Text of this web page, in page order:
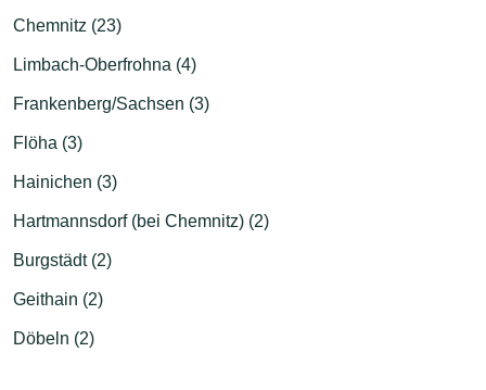
Chemnitz (23)
Limbach-Oberfrohna (4)
Frankenberg/Sachsen (3)
Flöha (3)
Hainichen (3)
Hartmannsdorf (bei Chemnitz) (2)
Burgstädt (2)
Geithain (2)
Döbeln (2)